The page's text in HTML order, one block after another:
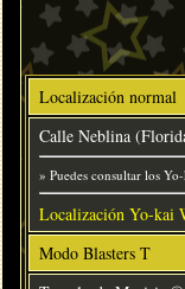
Localización normal
Calle Neblina
» Puedes consultar los
Localización Yo-kai
Modo Blasters T